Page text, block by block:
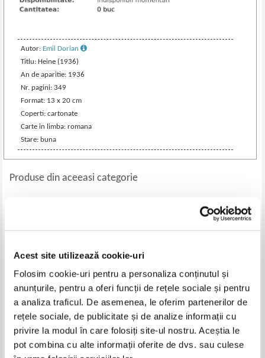
Acest site utilizează cookie-uri
Folosim cookie-uri pentru a personaliza conținutul și
anunțurile, pentru a oferi funcții de rețele sociale și pentru
a analiza traficul. De asemenea, le oferim partenerilor de
rețele sociale, de publicitate și de analize informații cu
privire la modul în care folosiți site-ul nostru. Aceștia le
pot combina cu alte informații oferite de dvs. sau culese
Autor: Emil Dorian
Titlu: Heine (1936)
An de aparitie: 1936
Nr. pagini: 349
Format: 13 x 20 cm
Coperti: cartonate
Carte in limba: romana
Stare: buna
Produse din aceeasi categorie
G. G. Antonescu - Istoria
pedagogiei
C. Ardeleanu - Pescarii